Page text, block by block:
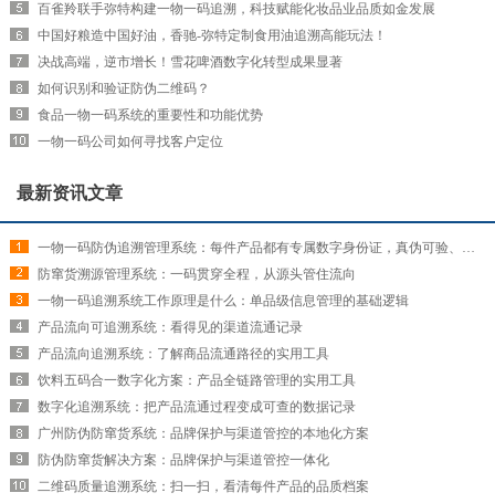
百雀羚联手弥特构建一物一码追溯，科技赋能化妆品业品质如金发展
中国好粮造中国好油，香驰-弥特定制食用油追溯高能玩法！
决战高端，逆市增长！雪花啤酒数字化转型成果显著
如何识别和验证防伪二维码？
食品一物一码系统的重要性和功能优势
一物一码公司如何寻找客户定位
最新资讯文章
一物一码防伪追溯管理系统：每件产品都有专属数字身份证，真伪可验、来源可查
防窜货溯源管理系统：一码贯穿全程，从源头管住流向
一物一码追溯系统工作原理是什么：单品级信息管理的基础逻辑
产品流向可追溯系统：看得见的渠道流通记录
产品流向追溯系统：了解商品流通路径的实用工具
饮料五码合一数字化方案：产品全链路管理的实用工具
数字化追溯系统：把产品流通过程变成可查的数据记录
广州防伪防窜货系统：品牌保护与渠道管控的本地化方案
防伪防窜货解决方案：品牌保护与渠道管控一体化
二维码质量追溯系统：扫一扫，看清每件产品的品质档案